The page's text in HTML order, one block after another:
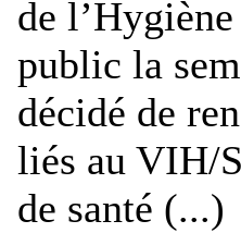
de
public la
décidé de
liés au VIH/
de santé (...)